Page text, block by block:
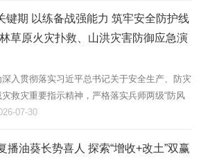
键期 以练备战强能力 筑牢安全防护线
草原火灾扑救、山洪灾害防御应急演
深入贯彻落实习近平总书记关于安全生产、防灾
灾救灾重要指示精神，严格落实兵师两级“防风
、保安全、护稳定”工作部署，立足“七下八上”防
，一团金银川镇组织…
07-30
播油葵长势喜人 探索“增收+改土”双赢